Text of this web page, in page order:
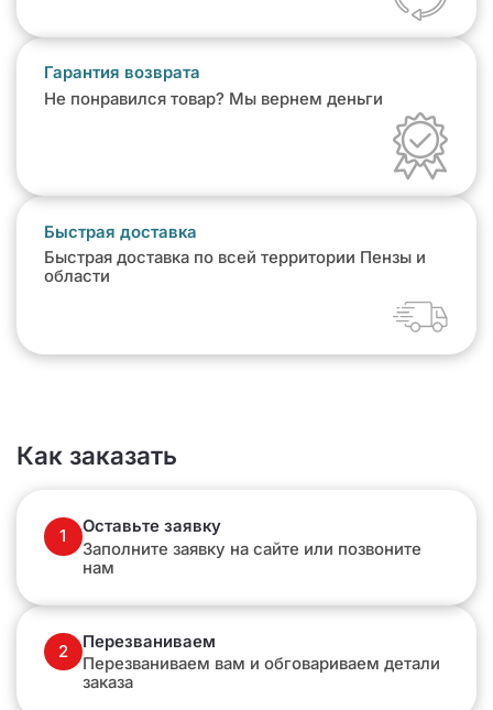
Гарантия возврата
Не понравился товар? Мы вернем деньги
Быстрая доставка
Быстрая доставка по всей территории Пензы и
области
Как заказать
1
Оставьте заявку
Заполните заявку на сайте или позвоните
нам
2
Перезваниваем
Перезваниваем вам и обговариваем детали
заказа